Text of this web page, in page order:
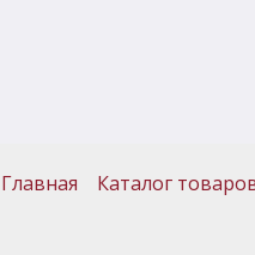
Главная Каталог